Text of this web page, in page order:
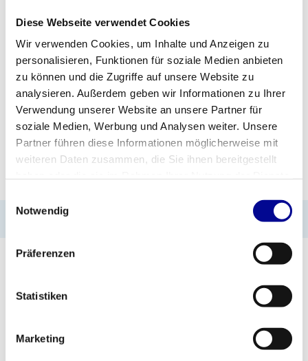
Diese Webseite verwendet Cookies
Wir verwenden Cookies, um Inhalte und Anzeigen zu
personalisieren, Funktionen für soziale Medien anbieten
zu können und die Zugriffe auf unsere Website zu
analysieren. Außerdem geben wir Informationen zu Ihrer
Verwendung unserer Website an unsere Partner für
soziale Medien, Werbung und Analysen weiter. Unsere
Partner führen diese Informationen möglicherweise mit
weiteren Daten zusammen, die Sie ihnen bereitgestellt
Notwendig
Präferenzen
Statistiken
Marketing
ZUM ANGEBOT HINZUFÜGEN
PROFESSIONELLE
FITNESSGERÄTE
STANDARDMÄSSIG EIN J
AHR GARANTIE
MEHR ALS 28 JAHRE
ERFAHRUNG
BESTE PREISE UND
No information found
UNSERER ANGEBOTE INFORMIERT